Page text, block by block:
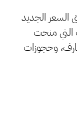
السعر الجديد
التي منحت
وحجوزات